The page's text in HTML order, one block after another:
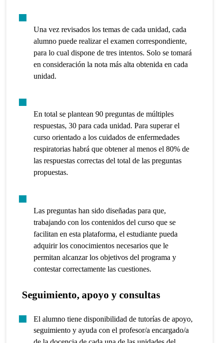
Una vez revisados los temas de cada unidad, cada
alumno puede realizar el examen correspondiente,
para lo cual dispone de tres intentos. Solo se tomará
en consideración la nota más alta obtenida en cada
unidad.
En total se plantean 90 preguntas de múltiples
respuestas, 30 para cada unidad. Para superar el
curso orientado a los cuidados de enfermedades
respiratorias habrá que obtener al menos el 80% de
las respuestas correctas del total de las preguntas
propuestas.
Las preguntas han sido diseñadas para que,
trabajando con los contenidos del curso que se
facilitan en esta plataforma, el estudiante pueda
adquirir los conocimientos necesarios que le
permitan alcanzar los objetivos del programa y
contestar correctamente las cuestiones.
Seguimiento, apoyo y consultas
El alumno tiene disponibilidad de tutorías de apoyo,
seguimiento y ayuda con el profesor/a encargado/a